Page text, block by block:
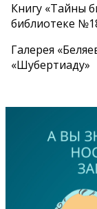
Книгу «Тайны
библиотеке
Галерея
«Шубертиаду»